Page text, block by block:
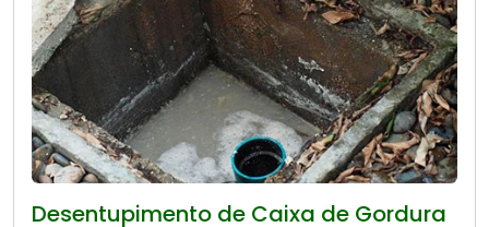
Desentupimento de Caixa de Gordura